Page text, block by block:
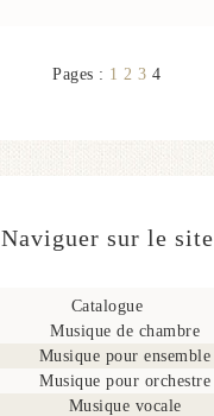
Pages : 1 2 3 4
Naviguer sur le site
Catalogue
Musique de chambre
Musique pour ensemble
Musique pour orchestre
Musique vocale